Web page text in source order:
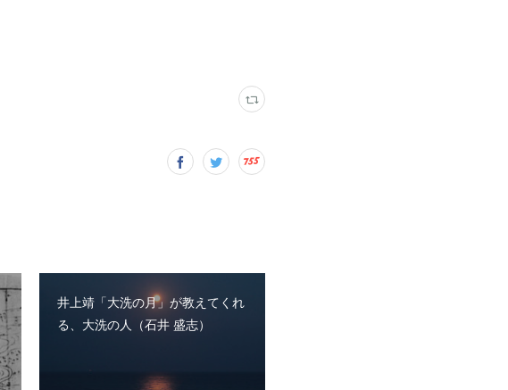
井上靖「大洗の月」が教えてくれ
る、大洗の人（石井 盛志）